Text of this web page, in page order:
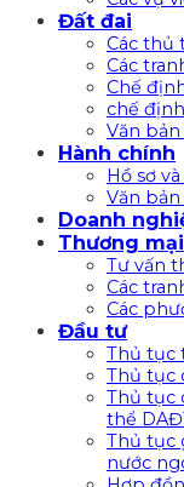
Đất đai
Các thủ
Các
Chế
chế
Văn
Hành chính
Hồ sơ
Văn
Doanh
Thương mại
Tư vấn
Các
Các
Đầu tư
Thủ tục
Thủ tục
Thủ tục
thể
Thủ tục
nước